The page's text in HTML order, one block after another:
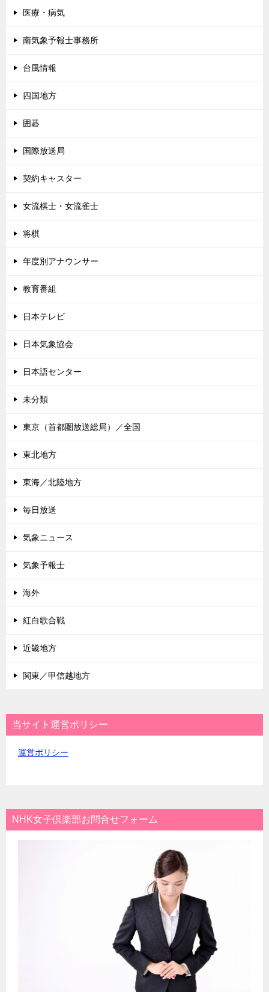
医療・病気
南気象予報士事務所
台風情報
四国地方
囲碁
国際放送局
契約キャスター
女流棋士・女流雀士
将棋
年度別アナウンサー
教育番組
日本テレビ
日本気象協会
日本語センター
未分類
東京（首都圏放送総局）／全国
東北地方
東海／北陸地方
毎日放送
気象ニュース
気象予報士
海外
紅白歌合戦
近畿地方
関東／甲信越地方
当サイト運営ポリシー
運営ポリシー
NHK女子倶楽部お問合せフォーム